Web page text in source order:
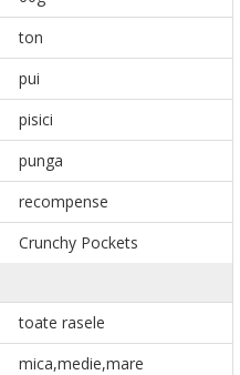
ton
pui
pisici
punga
recompense
Crunchy Pockets
toate rasele
mica,medie,mare